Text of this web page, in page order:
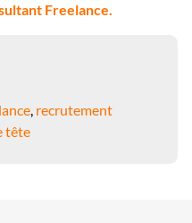
Freelance.
, recrutement
tête